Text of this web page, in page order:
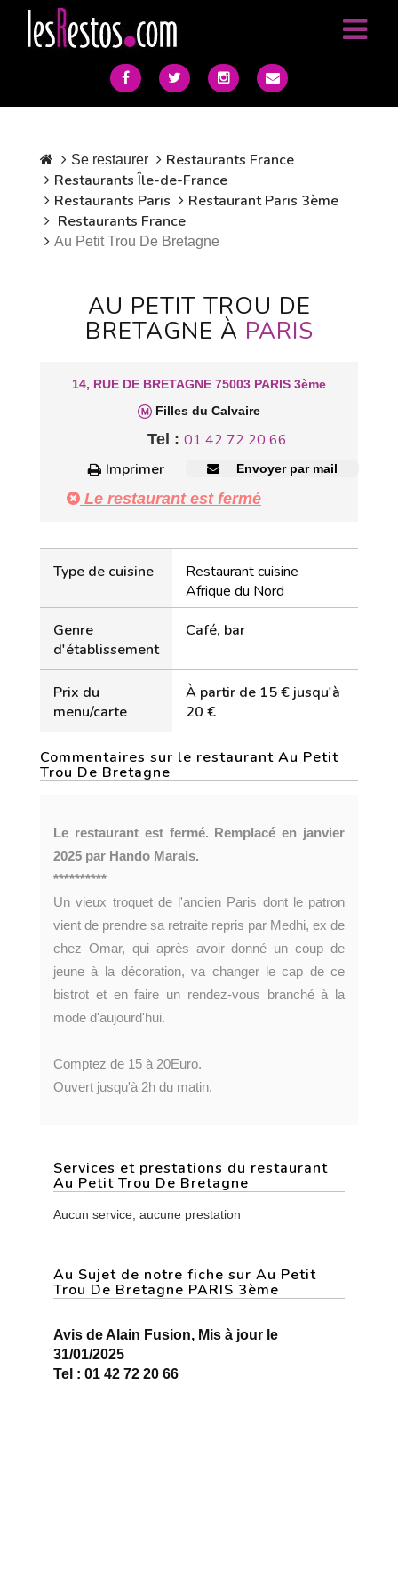
Se restaurer
Restaurants France
Restaurants Île-de-France
Restaurants Paris
Restaurant Paris 3ème
Restaurants France
Au Petit Trou De Bretagne
AU PETIT TROU DE
BRETAGNE À PARIS
14, RUE DE BRETAGNE 75003 PARIS 3ème
Filles du Calvaire
Tel : 01 42 72 20 66
Imprimer
Envoyer par mail
Le restaurant est fermé
Type de cuisine
Restaurant cuisine
Afrique du Nord
Genre
d'établissement
Café, bar
Prix du
menu/carte
À partir de 15 € jusqu'à
20 €
Commentaires sur le restaurant Au Petit
Trou De Bretagne
Le restaurant est fermé. Remplacé en janvier
2025 par Hando Marais.
**********
Un vieux troquet de l'ancien Paris dont le patron
vient de prendre sa retraite repris par Medhi, ex de
chez Omar, qui après avoir donné un coup de
jeune à la décoration, va changer le cap de ce
bistrot et en faire un rendez-vous branché à la
mode d'aujourd'hui.
Comptez de 15 à 20Euro.
Ouvert jusqu'à 2h du matin.
Services et prestations du restaurant
Au Petit Trou De Bretagne
Aucun service, aucune prestation
Au Sujet de notre fiche sur Au Petit
Trou De Bretagne PARIS 3ème
Avis de Alain Fusion, Mis à jour le
31/01/2025
Tel : 01 42 72 20 66